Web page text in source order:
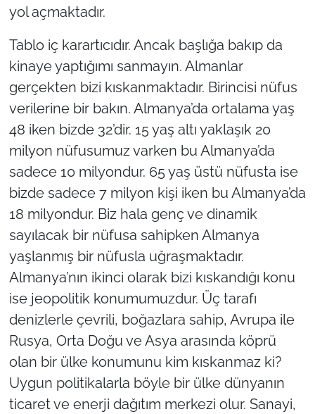
yol açmaktadır.
Tablo iç karartıcıdır. Ancak başlığa bakıp da
kinaye yaptığımı sanmayın. Almanlar
gerçekten bizi kıskanmaktadır. Birincisi nüfus
verilerine bir bakın. Almanya’da ortalama yaş
48 iken bizde 32’dir. 15 yaş altı yaklaşık 20
milyon nüfusumuz varken bu Almanya’da
sadece 10 milyondur. 65 yaş üstü nüfusta ise
bizde sadece 7 milyon kişi iken bu Almanya’da
18 milyondur. Biz hala genç ve dinamik
sayılacak bir nüfusa sahipken Almanya
yaşlanmış bir nüfusla uğraşmaktadır.
Almanya’nın ikinci olarak bizi kıskandığı konu
ise jeopolitik konumumuzdur. Üç tarafı
denizlerle çevrili, boğazlara sahip, Avrupa ile
Rusya, Orta Doğu ve Asya arasında köprü
olan bir ülke konumunu kim kıskanmaz ki?
Uygun politikalarla böyle bir ülke dünyanın
ticaret ve enerji dağıtım merkezi olur. Sanayi,